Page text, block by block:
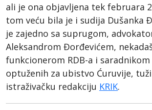
ali je ona objavljena tek februara
tom veću bila je i sudija Dušanka
je zajedno sa suprugom,
Aleksandrom Đorđevićem,
funkcionerom RDB-a i
optuženih za ubistvo Ćuruvije,
istraživačku redakciju KRIK.